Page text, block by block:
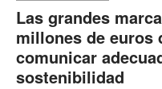
Las grandes
millones de euros
comunicar
sostenibilidad